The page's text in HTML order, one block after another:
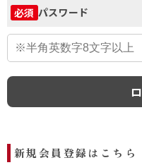
必須 パスワード
新規会員登録はこちら